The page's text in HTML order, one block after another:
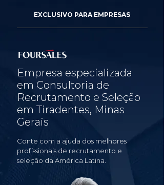
EXCLUSIVO PARA EMPRESAS
Empresa especializada
em Consultoria de
Recrutamento e Seleção
em Tiradentes, Minas
Gerais
Conte com a ajuda dos melhores
profissionais de recrutamento e
seleção da América Latina.